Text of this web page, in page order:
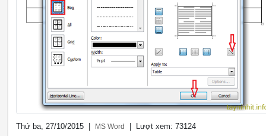
Thứ ba, 27/10/2015 | MS Word | Lượt xem: 73124